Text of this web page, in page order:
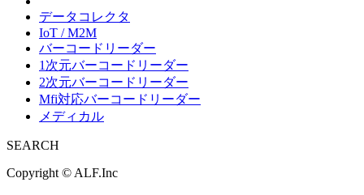
データコレクタ
IoT / M2M
バーコードリーダー
1次元バーコードリーダー
2次元バーコードリーダー
Mfi対応バーコードリーダー
メディカル
SEARCH
Copyright © ALF.Inc